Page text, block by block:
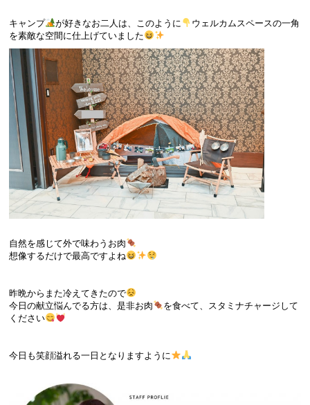
キャンプ が好きなお二人は、このように
ウェルカムスペースの一角
を素敵な空間に仕上げていました
自然を感じて外で味わうお肉
想像するだけで最高ですよね
昨晩からまた冷えてきたので
今日の献立悩んでる方は、是非お肉
を食べて、スタミナチャージして
ください
今日も笑顔溢れる一日となりますように